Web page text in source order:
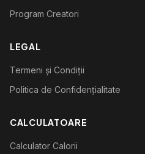
Program Creatori
LEGAL
Termeni și Condiții
Politica de Confidențialitate
CALCULATOARE
Calculator Calorii